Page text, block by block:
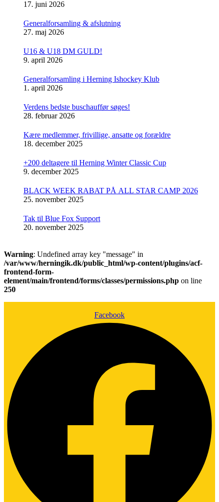
17. juni 2026
Generalforsamling & afslutning
27. maj 2026
U16 & U18 DM GULD!
9. april 2026
Generalforsamling i Herning Ishockey Klub
1. april 2026
Verdens bedste buschauffør søges!
28. februar 2026
Kære medlemmer, frivillige, ansatte og forældre
18. december 2025
+200 deltagere til Herning Winter Classic Cup
9. december 2025
BLACK WEEK RABAT PÅ ALL STAR CAMP 2026
25. november 2025
Tak til Blue Fox Support
20. november 2025
Warning: Undefined array key "message" in
/var/www/herningik.dk/public_html/wp-content/plugins/acf-
frontend-form-
element/main/frontend/forms/classes/permissions.php on line
250
Facebook